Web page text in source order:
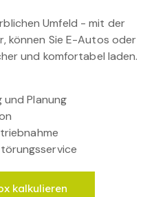
Umfeld - mit der
können Sie E-Autos oder
und komfortabel laden.
und Planung
kalkulieren